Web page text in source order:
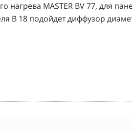
нагрева MASTER BV 77, для
B 18 подойдет диффузор